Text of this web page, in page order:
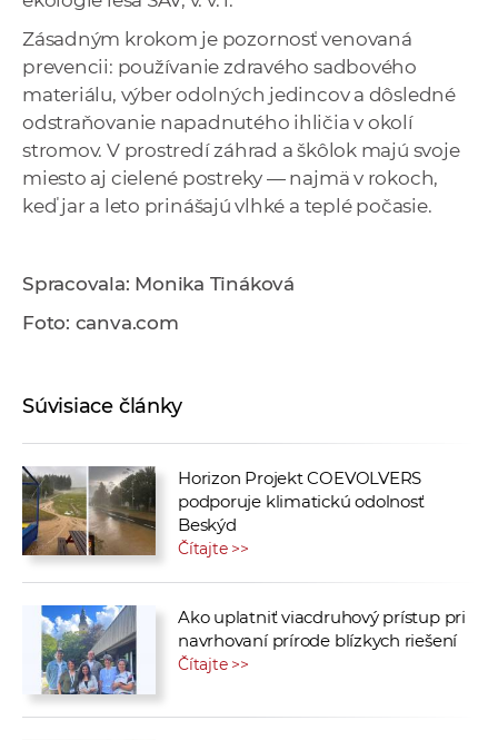
Zásadným krokom je pozornosť venovaná
prevencii: používanie zdravého sadbového
materiálu, výber odolných jedincov a dôsledné
odstraňovanie napadnutého ihličia v okolí
stromov. V prostredí záhrad a škôlok majú svoje
miesto aj cielené postreky — najmä v rokoch,
keď jar a leto prinášajú vlhké a teplé počasie.
Spracovala: Monika Tináková
Foto: canva.com
Súvisiace články
Horizon Projekt COEVOLVERS
podporuje klimatickú odolnosť
Beskýd
Čítajte >>
Ako uplatniť viacdruhový prístup pri
navrhovaní prírode blízkych riešení
Čítajte >>